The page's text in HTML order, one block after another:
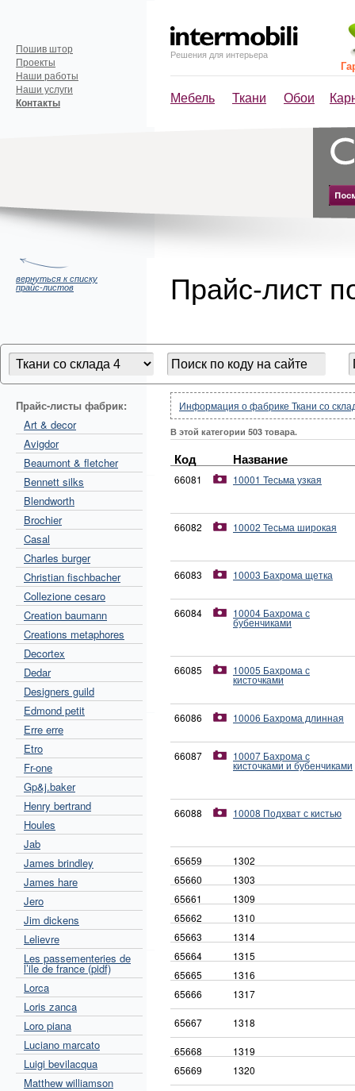
Решения для интерьера
Мебель Ткани Обои
Пошив штор
Проекты
Наши работы
Наши услуги
Контакты
Прайс-лист
вернуться к списку
прайс-листов
Прайс-листы фабрик:
Art & decor
Avigdor
Beaumont & fletcher
Bennett silks
Blendworth
Brochier
Casal
Charles burger
Christian fischbacher
Collezione cesaro
Creation baumann
Creations metaphores
Decortex
Dedar
Designers guild
Edmond petit
Erre erre
Etro
Fr-one
Gp&j.baker
Henry bertrand
Houles
Jab
James brindley
James hare
Jero
Jim dickens
Lelievre
Les passementeries de
l’ile de france (pidf)
Lorca
Loris zanca
Loro piana
Luciano marcato
Luigi bevilacqua
Matthew williamson
Информация о фабрике Ткани со
В этой категории 503 товара.
Код Название
66081 10001 Тесьма узкая
66082 10002 Тесьма широкая
66083 10003 Бахрома щетка
66084 10004 Бахрома с
бубенчиками
66085 10005 Бахрома с
кисточками
66086 10006 Бахрома длинная
66087 10007 Бахрома с
кисточками и бубенчиками
66088 10008 Подхват с кистью
65659
1302
65660
1303
65661
1309
65662
1310
65663
1314
65664
1315
65665
1316
65666
1317
65667 1318
65668
1319
65669
1320